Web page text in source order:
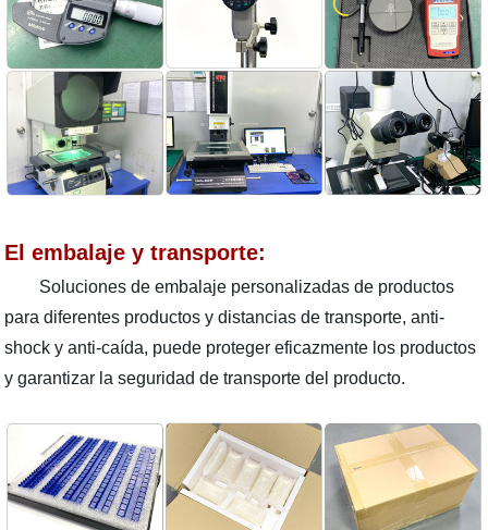
El embalaje y transporte:
Soluciones de embalaje personalizadas de productos
para diferentes productos y distancias de transporte, anti-
shock y anti-caída, puede proteger eficazmente los productos
y garantizar la seguridad de transporte del producto.